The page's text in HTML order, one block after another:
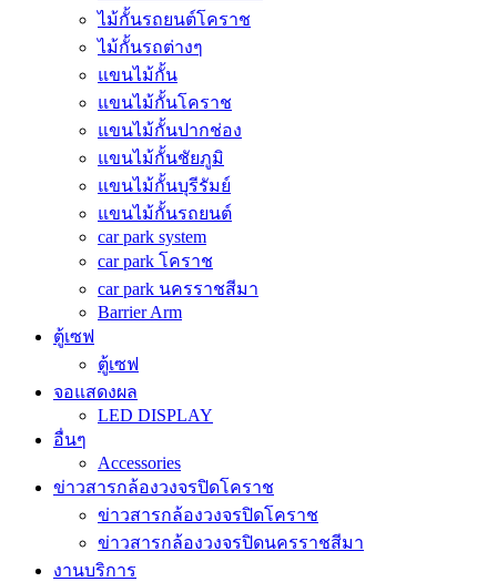
ไม้กั้นรถยนต์โคราช
ไม้กั้นรถต่างๆ
แขนไม้กั้น
แขนไม้กั้นโคราช
แขนไม้กั้นปากช่อง
แขนไม้กั้นชัยภูมิ
แขนไม้กั้นบุรีรัมย์
แขนไม้กั้นรถยนต์
car park system
car park โคราช
car park นครราชสีมา
Barrier Arm
ตู้เซฟ
ตู้เซฟ
จอแสดงผล
LED DISPLAY
อื่นๆ
Accessories
ข่าวสารกล้องวงจรปิดโคราช
ข่าวสารกล้องวงจรปิดโคราช
ข่าวสารกล้องวงจรปิดนครราชสีมา
งานบริการ